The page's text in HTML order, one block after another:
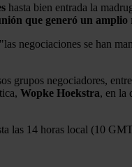
hasta bien entrada la
que generó un amplio
negociaciones se han
grupos negociadores,
Wopke Hoekstra, en la
las 14 horas local (10